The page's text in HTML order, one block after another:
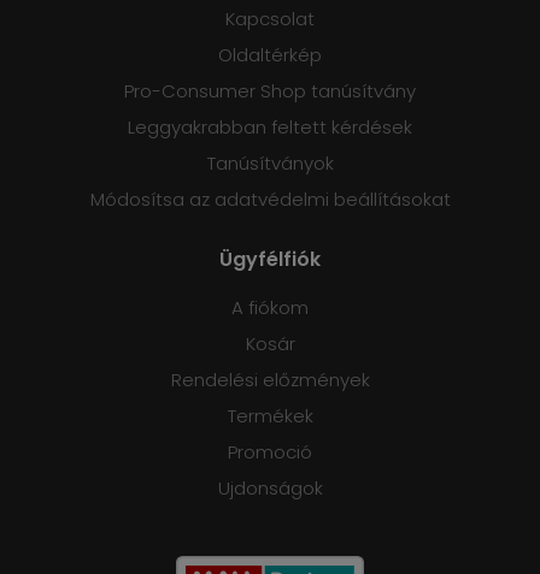
Kapcsolat
Oldaltérkép
Pro-Consumer Shop tanúsítvány
Leggyakrabban feltett kérdések
Tanúsítványok
Módosítsa az adatvédelmi beállításokat
Ügyfélfiók
A fiókom
Kosár
Rendelési előzmények
Termékek
Promoció
Ujdonságok